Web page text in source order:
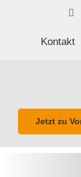
Kontakt
Jetzt zu